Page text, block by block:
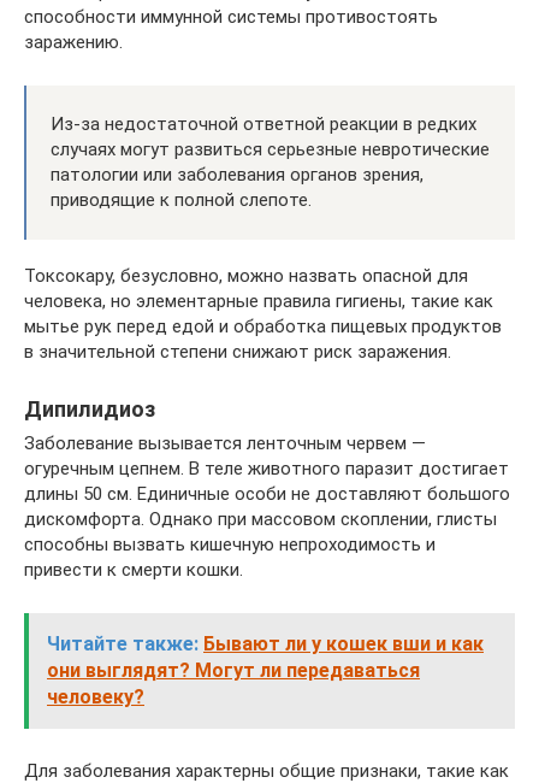
способности иммунной системы противостоять
заражению.
Из-за недостаточной ответной реакции в редких
случаях могут развиться серьезные невротические
патологии или заболевания органов зрения,
приводящие к полной слепоте.
Токсокару, безусловно, можно назвать опасной для
человека, но элементарные правила гигиены, такие как
мытье рук перед едой и обработка пищевых продуктов
в значительной степени снижают риск заражения.
Дипилидиоз
Заболевание вызывается ленточным червем —
огуречным цепнем. В теле животного паразит достигает
длины 50 см. Единичные особи не доставляют большого
дискомфорта. Однако при массовом скоплении, глисты
способны вызвать кишечную непроходимость и
привести к смерти кошки.
Читайте также: Бывают ли у кошек вши и как
они выглядят? Могут ли передаваться
человеку?
Для заболевания характерны общие признаки, такие как